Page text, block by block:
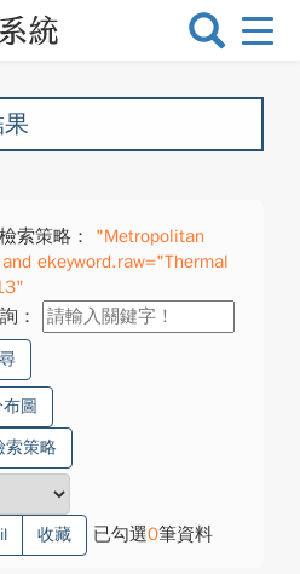
選
換
索策略：
"Metropolitan
ekeyword.raw="Thermal
：
圖
索策略
收藏 已勾選0筆資料